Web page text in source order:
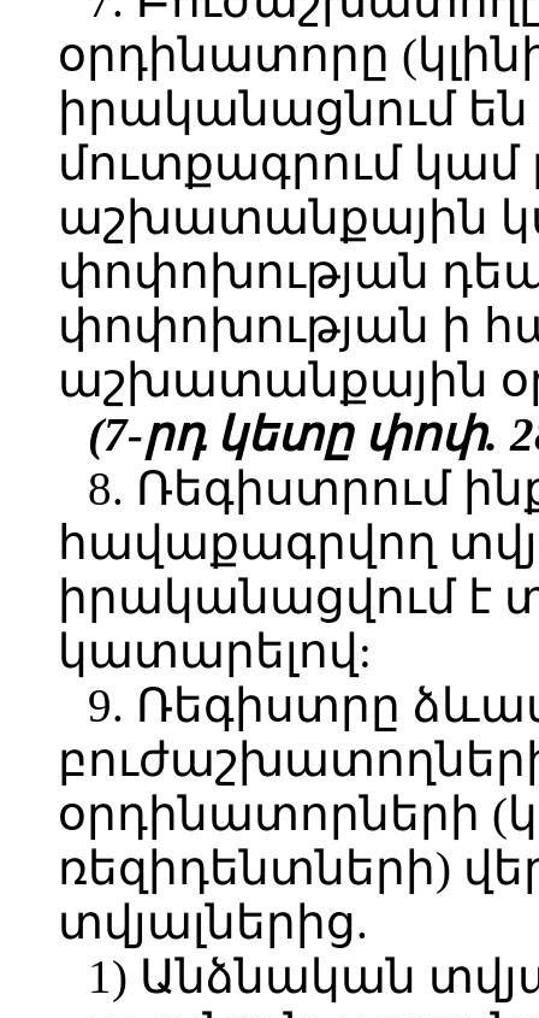
օրդինատորը
իրականացնում են
մուտքագրում կամ
աշխատանքային
փոփոխության
փոփոխության ի
աշխատանքային
(7-րդ կետը փոփ.
8. Ռեգիստրում
հավաքագրվող
իրականացվում է
կատարելով:
9. Ռեգիստրը
օրդինատորների
ռեզիդենտների)
տվյալներից.
1) Անձնական